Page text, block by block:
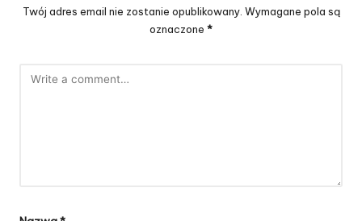
Twój adres email nie zostanie opublikowany. Wymagane pola są
oznaczone *